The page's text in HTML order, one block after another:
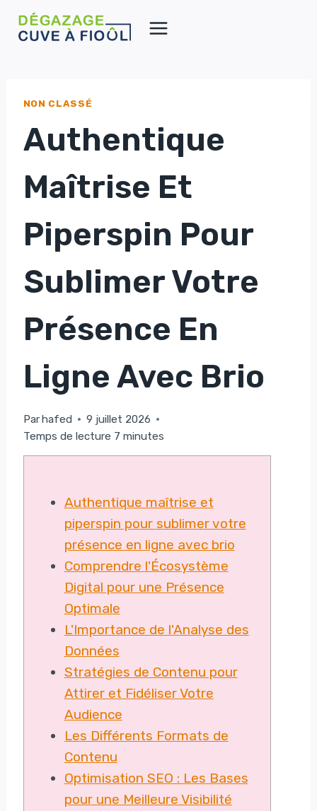
NON CLASSÉ
Authentique
Maîtrise Et
Piperspin Pour
Sublimer Votre
Présence En
Ligne Avec Brio
Parhafed
9 juillet 2026
Temps de lecture 7 minutes
Authentique maîtrise et
piperspin pour sublimer votre
présence en ligne avec brio
Comprendre l'Écosystème
Digital pour une Présence
Optimale
L'Importance de l'Analyse des
Données
Stratégies de Contenu pour
Attirer et Fidéliser Votre
Audience
Les Différents Formats de
Contenu
Optimisation SEO : Les Bases
pour une Meilleure Visibilité